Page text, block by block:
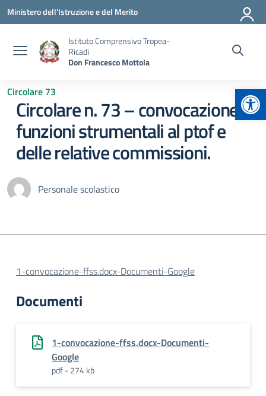
Vai ai contenuti
Vai al menu di navigazione
Vai al footer
Ministero dell'Istruzione e del Merito
Istituto Comprensivo Tropea-
Ricadi
Don Francesco Mottola
Circolare 73
Circolare n. 73 – convocazione
funzioni strumentali al ptof e
delle relative commissioni.
Personale scolastico
1-convocazione-ffss.docx-Documenti-Google
Documenti
1-convocazione-ffss.docx-Documenti-
Google
pdf - 274 kb